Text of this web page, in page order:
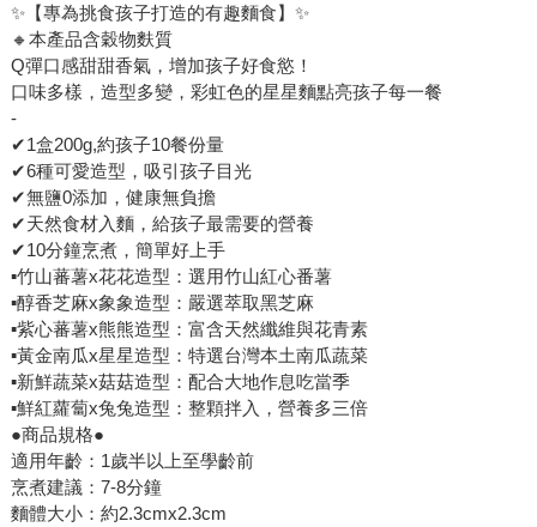
✨【專為挑食孩子打造的有趣麵食】✨
🔸本產品含穀物麩質
Q彈口感甜甜香氣，增加孩子好食慾！
口味多樣，造型多變，彩虹色的星星麵點亮孩子每一餐
-
✔1盒200g,約孩子10餐份量
✔6種可愛造型，吸引孩子目光
✔無鹽0添加，健康無負擔
✔天然食材入麵，給孩子最需要的營養
✔10分鐘烹煮，簡單好上手
▪️竹山蕃薯x花花造型：選用竹山紅心番薯
▪️醇香芝麻x象象造型：嚴選萃取黑芝麻
▪️紫心蕃薯x熊熊造型：富含天然纖維與花青素
▪️黃金南瓜x星星造型：特選台灣本土南瓜蔬菜
▪️新鮮蔬菜x菇菇造型：配合大地作息吃當季
▪️鮮紅蘿蔔x兔兔造型：整顆拌入，營養多三倍
●商品規格●
適用年齡：1歲半以上至學齡前
烹煮建議：7-8分鐘
麵體大小：約2.3cmx2.3cm